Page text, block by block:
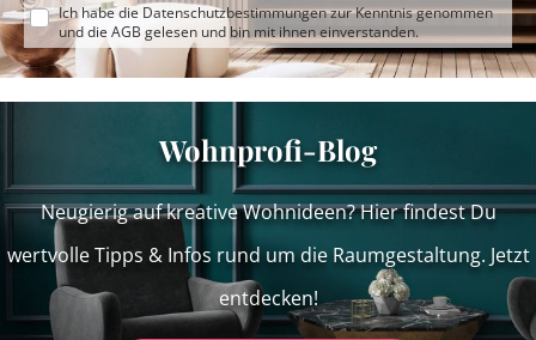
Ich habe die Datenschutzbestimmungenzur Kenntnis genommen
und die AGB gelesen und bin mit ihnen einverstanden.
Wohnprofi-Blog
Neugierig auf kreative Wohnideen? Hier findest Du
wertvolle Tipps & Infos rund um die Raumgestaltung. Jetzt
entdecken!